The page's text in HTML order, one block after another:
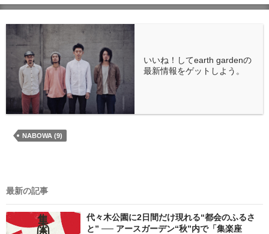
いいね！してearth gardenの
最新情報をゲットしよう。
NABOWA (9)
最新の記事
代々木公園に2日間だけ現れる“都会のふるさ
と” ── アースガーデン“秋”内で「集楽座